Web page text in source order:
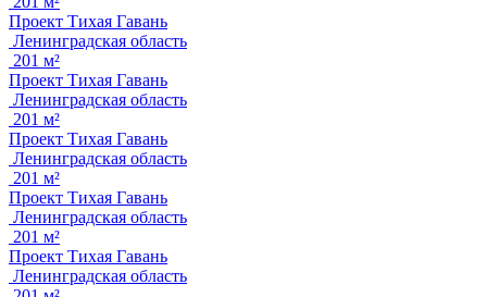
Проект Тихая Гавань
Ленинградская область
201 м²
Проект Тихая Гавань
Ленинградская область
201 м²
Проект Тихая Гавань
Ленинградская область
201 м²
Проект Тихая Гавань
Ленинградская область
201 м²
Проект Тихая Гавань
Ленинградская область